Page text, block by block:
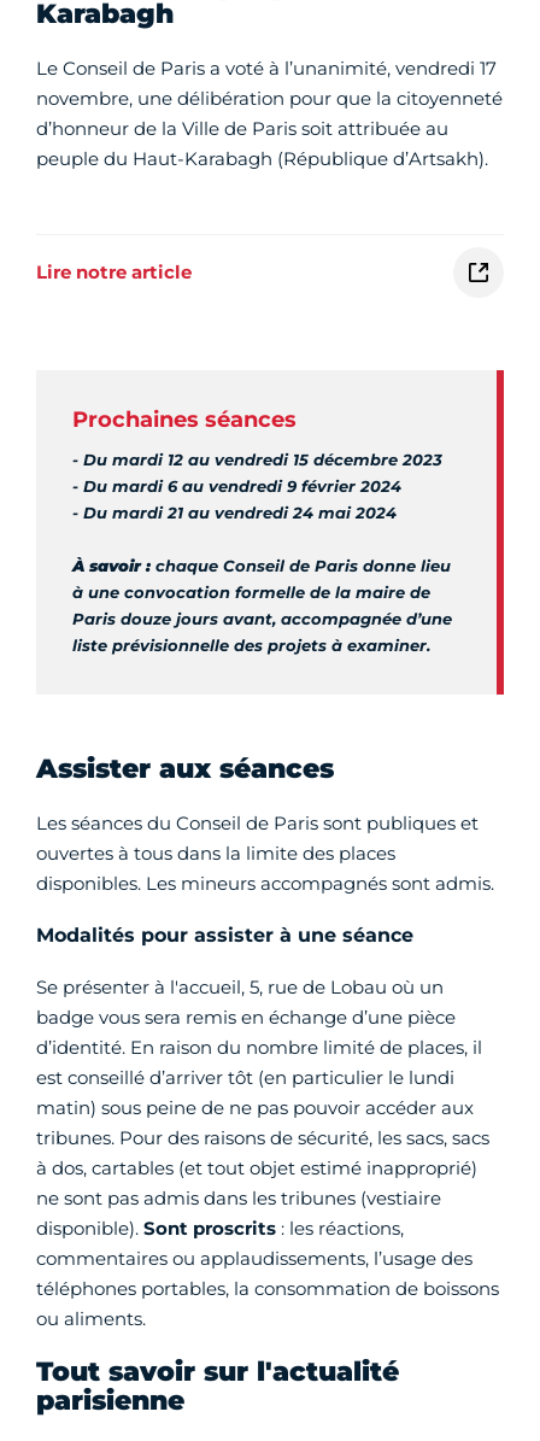
Karabagh
Le Conseil de Paris a voté à l’unanimité, vendredi 17
novembre, une délibération pour que la citoyenneté
d’honneur de la Ville de Paris soit attribuée au
peuple du Haut-Karabagh (République d’Artsakh).
Lire notre article
Prochaines séances
- Du mardi 12 au vendredi 15 décembre 2023
- Du mardi 6 au vendredi 9 février 2024
- Du mardi 21 au vendredi 24 mai 2024
À savoir : chaque Conseil de Paris donne lieu
à une convocation formelle de la maire de
Paris douze jours avant, accompagnée d’une
liste prévisionnelle des projets à examiner.
Assister aux séances
Les séances du Conseil de Paris sont publiques et
ouvertes à tous dans la limite des places
disponibles. Les mineurs accompagnés sont admis.
Modalités pour assister à une séance
Se présenter à l'accueil, 5, rue de Lobau où un
badge vous sera remis en échange d’une pièce
d’identité. En raison du nombre limité de places, il
est conseillé d’arriver tôt (en particulier le lundi
matin) sous peine de ne pas pouvoir accéder aux
tribunes. Pour des raisons de sécurité, les sacs, sacs
à dos, cartables (et tout objet estimé inapproprié)
ne sont pas admis dans les tribunes (vestiaire
disponible). Sont proscrits : les réactions,
commentaires ou applaudissements, l’usage des
téléphones portables, la consommation de boissons
ou aliments.
Tout savoir sur l'actualité
parisienne